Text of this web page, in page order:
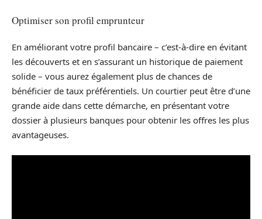
Optimiser son profil emprunteur
En améliorant votre profil bancaire – c’est-à-dire en évitant
les découverts et en s’assurant un historique de paiement
solide – vous aurez également plus de chances de
bénéficier de taux préférentiels. Un courtier peut être d’une
grande aide dans cette démarche, en présentant votre
dossier à plusieurs banques pour obtenir les offres les plus
avantageuses.